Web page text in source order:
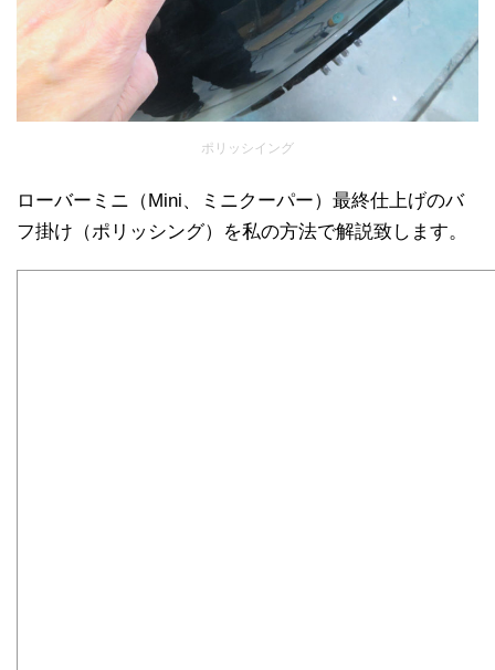
ポリッシイング
ローバーミニ（Mini、ミニクーパー）最終仕上げのバ
フ掛け（ポリッシング）を私の方法で解説致します。